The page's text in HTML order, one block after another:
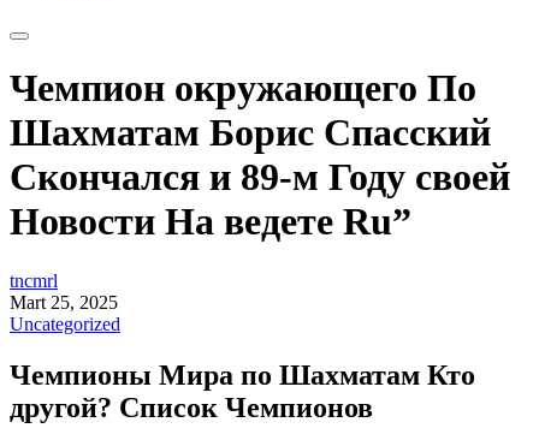
Чемпион окружающего По
Шахматам Борис Спасский
Скончался и 89-м Году своей
Новости На ведете Ru”
tncmrl
Mart 25, 2025
Uncategorized
Чемпионы Мира по Шахматам Кто
другой? Список Чемпионов